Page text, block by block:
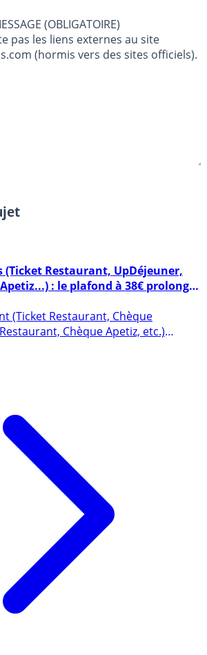
TEXTE DE VOTRE MESSAGE (OBLIGATOIRE)
pas les liens externes au site
(hormis vers des sites officiels).
: le plafond à 38€ prolongé
(Ticket Restaurant, Chèque
Chèque Apetiz, etc.)